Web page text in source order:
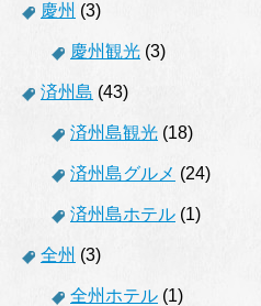
慶州 (3)
慶州観光 (3)
済州島 (43)
済州島観光 (18)
済州島グルメ (24)
済州島ホテル (1)
全州 (3)
全州ホテル (1)